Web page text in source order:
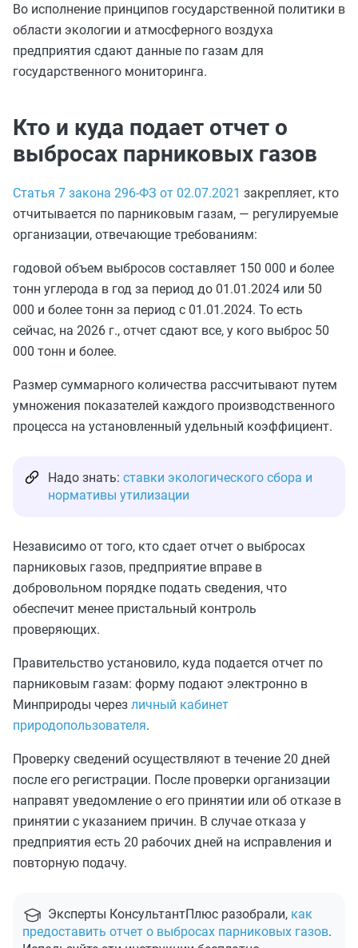
Во исполнение принципов государственной политики в
области экологии и атмосферного воздуха
предприятия сдают данные по газам для
государственного мониторинга.
Кто и куда подает отчет о
выбросах парниковых газов
Статья 7 закона 296-ФЗ от 02.07.2021 закрепляет, кто
отчитывается по парниковым газам, — регулируемые
организации, отвечающие требованиям:
годовой объем выбросов составляет 150 000 и более
тонн углерода в год за период до 01.01.2024 или 50
000 и более тонн за период с 01.01.2024. То есть
сейчас, на 2026 г., отчет сдают все, у кого выброс 50
000 тонн и более.
Размер суммарного количества рассчитывают путем
умножения показателей каждого производственного
процесса на установленный удельный коэффициент.
Надо знать: ставки экологического сбора и
нормативы утилизации
Независимо от того, кто сдает отчет о выбросах
парниковых газов, предприятие вправе в
добровольном порядке подать сведения, что
обеспечит менее пристальный контроль
проверяющих.
Правительство установило, куда подается отчет по
парниковым газам: форму подают электронно в
Минприроды через личный кабинет
природопользователя.
Проверку сведений осуществляют в течение 20 дней
после его регистрации. После проверки организации
направят уведомление о его принятии или об отказе в
принятии с указанием причин. В случае отказа у
предприятия есть 20 рабочих дней на исправления и
повторную подачу.
Эксперты КонсультантПлюс разобрали, как
предоставить отчет о выбросах парниковых газов.